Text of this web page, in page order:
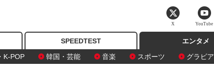
SPEEDTEST
エンタメ
K-POP 韓国・芸能 音楽 スポーツ グラビア
X YouTube